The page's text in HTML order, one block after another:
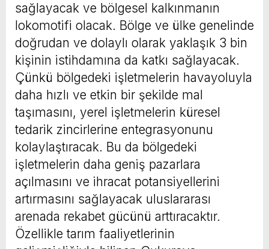
sağlayacak ve bölgesel kalkınmanın
lokomotifi olacak. Bölge ve ülke genelinde
doğrudan ve dolaylı olarak yaklaşık 3 bin
kişinin istihdamına da katkı sağlayacak.
Çünkü bölgedeki işletmelerin havayoluyla
daha hızlı ve etkin bir şekilde mal
taşımasını, yerel işletmelerin küresel
tedarik zincirlerine entegrasyonunu
kolaylaştıracak. Bu da bölgedeki
işletmelerin daha geniş pazarlara
açılmasını ve ihracat potansiyellerini
artırmasını sağlayacak uluslararası
arenada rekabet gücünü arttıracaktır.
Özellikle tarım faaliyetlerinin